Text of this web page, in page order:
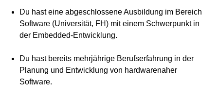
Du hast eine abgeschlossene Ausbildung im Bereich
Software (Universität, FH) mit einem Schwerpunkt in
der Embedded‑Entwicklung.
Du hast bereits mehrjährige Berufserfahrung in der
Planung und Entwicklung von hardwarenaher
Software.